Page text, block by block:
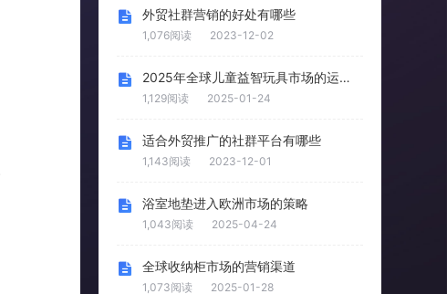
外贸社群营销的好处有哪些
1,076阅读 2023-12-02
2025年全球儿童益智玩具市场的运营策略
1,129阅读 2025-01-24
适合外贸推广的社群平台有哪些
1,143阅读 2023-12-01
浴室地垫进入欧洲市场的策略
1,043阅读 2025-04-24
全球收纳柜市场的营销渠道
1,073阅读 2025-01-28